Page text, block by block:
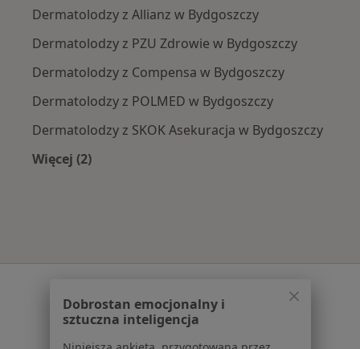
Dermatolodzy z Allianz w Bydgoszczy
Dermatolodzy z PZU Zdrowie w Bydgoszczy
Dermatolodzy z Compensa w Bydgoszczy
Dermatolodzy z POLMED w Bydgoszczy
Dermatolodzy z SKOK Asekuracja w Bydgoszczy
Więcej (2)
Regulamin
Dobrostan emocjonalny i
sztuczna inteligencja